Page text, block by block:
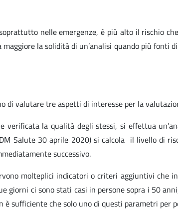
nelle emergenze, è più alto il rischio
la solidità di un’analisi quando più fonti
di valutare tre aspetti di interesse per la
verificata la qualità degli stessi, si effettua
Salute 30 aprile 2020) si calcola il livello di
successivo.
molteplici indicatori o criteri aggiuntivi che
ci sono stati casi in persone sopra i 50
sufficiente che solo uno di questi parametri per